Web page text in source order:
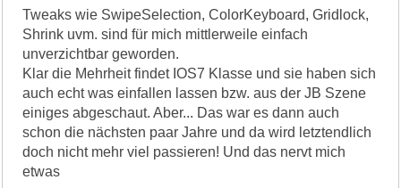
Tweaks wie SwipeSelection, ColorKeyboard, Gridlock,
Shrink uvm. sind für mich mittlerweile einfach
unverzichtbar geworden.
Klar die Mehrheit findet IOS7 Klasse und sie haben sich
auch echt was einfallen lassen bzw. aus der JB Szene
einiges abgeschaut. Aber... Das war es dann auch
schon die nächsten paar Jahre und da wird letztendlich
doch nicht mehr viel passieren! Und das nervt mich
etwas